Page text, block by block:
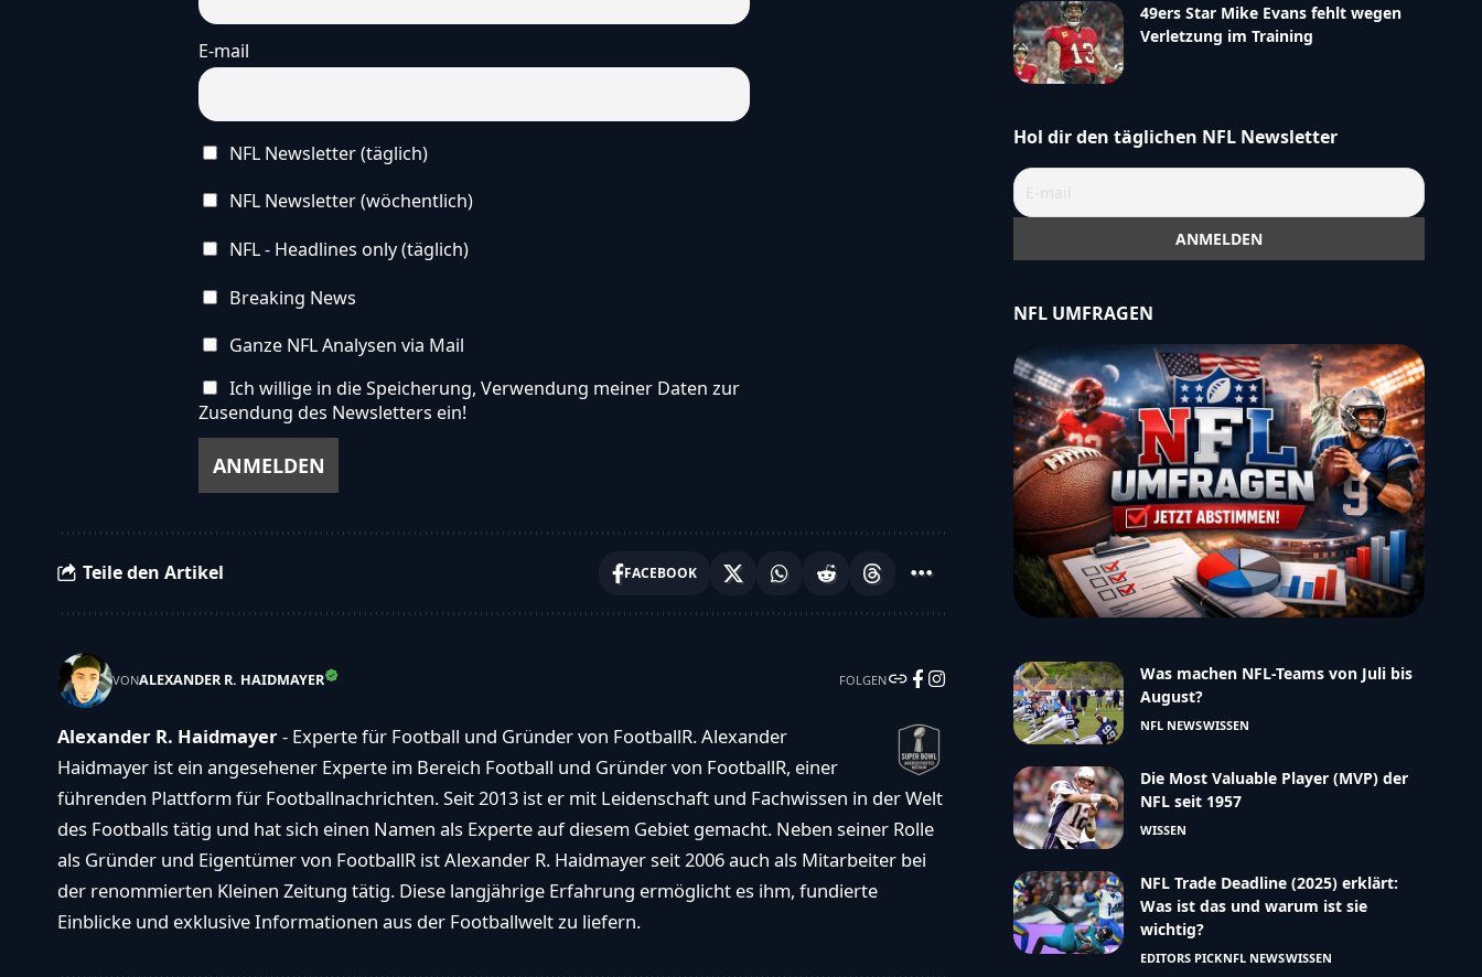
E-mail
NFL Newsletter (täglich)
NFL Newsletter (wöchentlich)
NFL - Headlines only (täglich)
Breaking News
Ganze NFL Analysen via Mail
Ich willige in die Speicherung, Verwendung meiner Daten zur
Zusendung des Newsletters ein!
Teile den Artikel FACEBOOK
VONALEXANDER R. HAIDMAYER FOLGEN
Alexander R. Haidmayer- Experte für Football und Gründer von FootballR. Alexander
Haidmayer ist ein angesehener Experte im Bereich Football und Gründer von FootballR, einer
führenden Plattform für Footballnachrichten. Seit 2013 ist er mit Leidenschaft und Fachwissen in der Welt
des Footballs tätig und hat sich einen Namen als Experte auf diesem Gebiet gemacht. Neben seiner Rolle
als Gründer und Eigentümer von FootballR ist Alexander R. Haidmayer seit 2006 auch als Mitarbeiter bei
der renommierten Kleinen Zeitung tätig. Diese langjährige Erfahrung ermöglicht es ihm, fundierte
Einblicke und exklusive Informationen aus der Footballwelt zu liefern.
49ers Star Mike Evans fehlt wegen
Verletzung im Training
Hol dir den täglichen NFL Newsletter
NFL UMFRAGEN
Was machen NFL-Teams von Juli bis
August?
NFL NEWSWISSEN
Die Most Valuable Player (MVP) der
NFL seit 1957
WISSEN
NFL Trade Deadline (2025) erklärt:
Was ist das und warum ist sie
wichtig?
EDITORS PICKNFL NEWSWISSEN